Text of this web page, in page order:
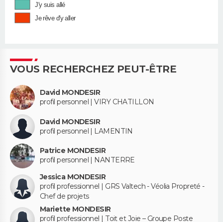
J'y suis allé
Je rêve d'y aller
VOUS RECHERCHEZ PEUT-ÊTRE
David MONDESIR
profil personnel | VIRY CHATILLON
David MONDESIR
profil personnel | LAMENTIN
Patrice MONDESIR
profil personnel | NANTERRE
Jessica MONDESIR
profil professionnel | GRS Valtech - Véolia Propreté -
Chef de projets
Mariette MONDESIR
profil professionnel | Toit et Joie – Groupe Poste